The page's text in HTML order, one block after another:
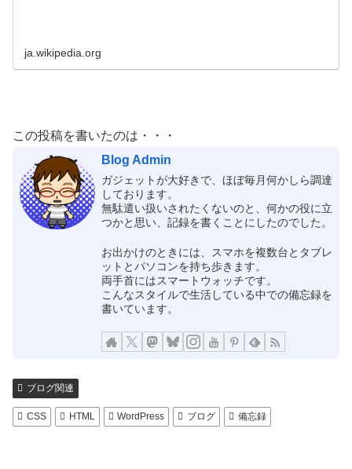
ja.wikipedia.org
この投稿を書いたのは・・・
Blog Admin
ガジェットが大好きで、ほぼ毎月何かしら調達
しております。
無駄遣い扱いされたくないのと、何かの役に立
つかと思い、記録を書くことにしたのでした。
お出かけのときには、スマホを複数台とタブレ
ットとパソコンを持ち歩きます。
両手首にはスマートウォッチです。
こんなスタイルで生活している中での備忘録を
書いています。
ブログ関連
CSS HTML WordPress ブログ 備忘録